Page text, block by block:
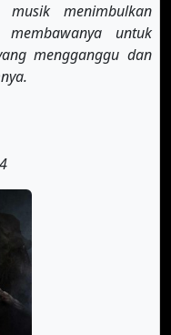
menimbulkan
untuk
mengganggu dan